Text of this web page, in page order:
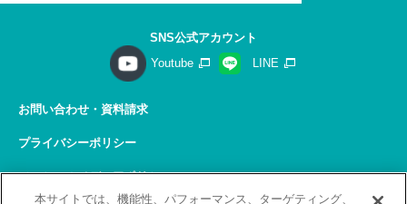
SNS公式アカウント
Youtube
LINE
お問い合わせ・資料請求
プライバシーポリシー
ソーシャルメディアポリシー
本サイトでは、機能性、パフォーマンス、ターゲティング、